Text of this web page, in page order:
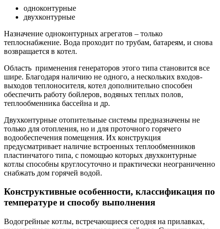
одноконтурные
двухконтурные
Назначение одноконтурных агрегатов – только
теплоснабжение. Вода проходит по трубам, батареям, и снова
возвращается в котел.
Область применения генераторов этого типа становится все
шире. Благодаря наличию не одного, а нескольких входов-
выходов теплоносителя, котел дополнительно способен
обеспечить работу бойлеров, водяных теплых полов,
теплообменника бассейна и др.
Двухконтурные отопительные системы предназначены не
только для отопления, но и для проточного горячего
водообеспечения помещения. Их конструкция
предусматривает наличие встроенных теплообменников
пластинчатого типа, с помощью которых двухконтурные
котлы способны круглосуточно и практически неограниченно
снабжать дом горячей водой.
Конструктивные особенности, классификация по
температуре и способу выполнения
Водогрейные котлы, встречающиеся сегодня на прилавках,